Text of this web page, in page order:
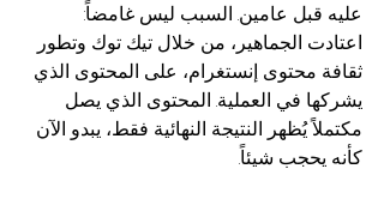
عليه قبل عامين. السبب ليس غامضاً:
اعتادت الجماهير، من خلال تيك توك وتطور
ثقافة محتوى إنستغرام، على المحتوى الذي
يشركها في العملية. المحتوى الذي يصل
مكتملاً يُظهر النتيجة النهائية فقط، يبدو الآن
كأنه يحجب شيئاً.